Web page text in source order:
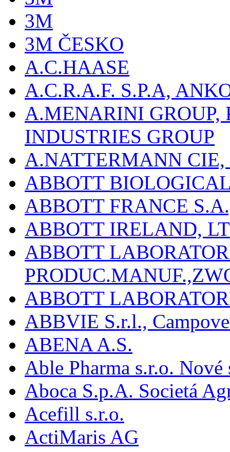
3M
3M ČESKO
A.C.HAASE
A.C.R.A.F. S.P.A,
A.MENARINI
INDUSTRIES GROUP
A.NATTERMANN
ABBOTT
ABBOTT FRANCE
ABBOTT IRELAND,
ABBOTT
ABBOTT
ABBVIE S.r.l.,
ABENA A.S.
Able Pharma s.r.o.
Aboca S.p.A. Societá
Acefill s.r.o.
ActiMaris AG